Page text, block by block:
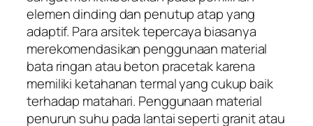
elemen dinding dan penutup atap yang
adaptif. Para arsitek tepercaya biasanya
merekomendasikan penggunaan material
bata ringan atau beton pracetak karena
memiliki ketahanan termal yang cukup baik
terhadap matahari. Penggunaan material
penurun suhu pada lantai seperti granit atau